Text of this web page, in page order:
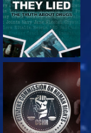
KIJK